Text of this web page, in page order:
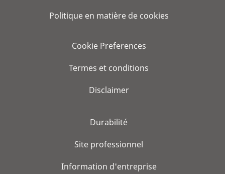
Politique en matière de cookies
Cookie Preferences
Termes et conditions
Disclaimer
Durabilité
Site professionnel
Information d'entreprise